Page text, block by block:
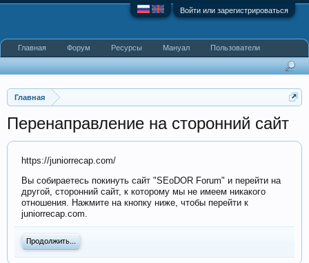
Войти или зарегистрироваться
Главная
Перенаправление на сторонний сайт
https://juniorrecap.com/
Вы собираетесь покинуть сайт "SEoDOR Forum" и перейти на
другой, сторонний сайт, к которому мы не имеем никакого
отношения. Нажмите на кнопку ниже, чтобы перейти к
juniorrecap.com.
Продолжить...
Главная Форум Ресурсы Мануал Пользователи